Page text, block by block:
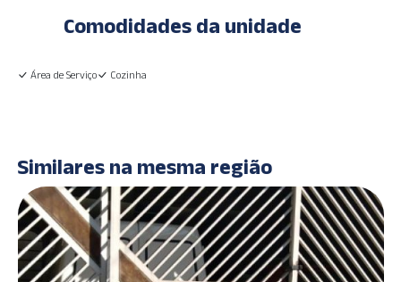
Comodidades da unidade
Área de Serviço Cozinha
Similares na mesma região